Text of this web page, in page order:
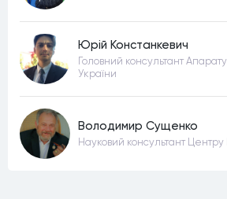
Юрій Констанкевич
Головний консультант
України
Володимир Сущенко
Науковий консультант Центру